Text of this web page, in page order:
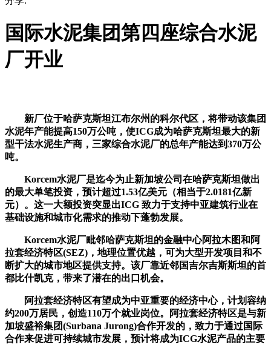
国际水泥集团第四座综合水泥
厂开业
新厂位于哈萨克斯坦江布尔州的科尔代区，将带动该集团
水泥年产能提高150万公吨，使ICG成为哈萨克斯坦最大的新
型干法水泥生产商，三家综合水泥厂的总年产能达到370万公
吨。
Korcem水泥厂是迄今为止新加坡公司在哈萨克斯坦做出
的最大单笔投资，预计超过1.53亿美元（相当于2.0181亿新
元）。这一大额投资突显出ICG 致力于支持中亚建筑行业在
基础设施和城市化需求的推动下蓬勃发展。
Korcem水泥厂毗邻哈萨克斯坦的金融中心阿拉木图和阿
拉套经济特区(SEZ)，地理位置优越，可为大型开发项目和不
断扩大的城市地区提供支持。该厂靠近邻国吉尔吉斯斯坦的首
都比什凯克，带来了潜在的出口机会。
阿拉套经济特区有望成为中亚重要的经济中心，计划容纳
约200万居民，创造110万个就业岗位。阿拉套经济特区是与新
加坡盛裕集团(Surbana Jurong)合作开发的，致力于通过国际
合作来促进可持续城市发展，预计将成为ICG水泥产品的主要